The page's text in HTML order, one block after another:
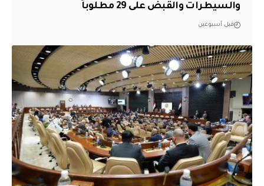
والسيطرات والقبض على 29 مطلوباً
قبل أسبوعين